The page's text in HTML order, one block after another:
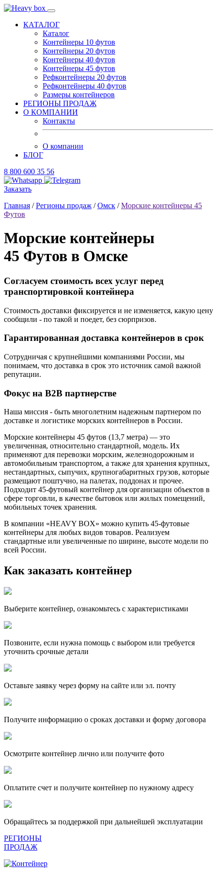
КАТАЛОГ
Каталог
Контейнеры 10 футов
Контейнеры 20 футов
Контейнеры 40 футов
Контейнеры 45 футов
Рефконтейнеры 20 футов
Рефконтейнеры 40 футов
Размеры контейнеров
РЕГИОНЫ ПРОДАЖ
О КОМПАНИИ
Контакты
О компании
БЛОГ
8 800 600 35 56
Заказать
Главная /Регионы продаж /Омск /Морские контейнеры 45
Футов
Морские контейнеры
45 Футов в Омске
Согласуем стоимость всех услуг перед
транспортировкой контейнера
Стоимость доставки фиксируется и не изменяется, какую цену
сообщили - по такой и поедет, без сюрпризов.
Гарантированная доставка контейнеров в срок
Сотрудничая с крупнейшими компаниями России, мы
понимаем, что доставка в срок это источник самой важной
репутации.
Фокус на B2B партнерстве
Наша миссия - быть многолетним надежным партнером по
доставке и логистике морских контейнеров в России.
Морские контейнеры 45 футов (13,7 метра) — это
увеличенная, относительно стандартной, модель. Их
применяют для перевозки морским, железнодорожным и
автомобильным транспортом, а также для хранения крупных,
нестандартных, сыпучих, крупногабаритных грузов, которые
размещают поштучно, на палетах, поддонах и прочее.
Подходит 45-футовый контейнер для организации объектов в
сфере торговли, в качестве бытовок или жилых помещений,
мобильных точек хранения.
В компании «HEAVY BOX» можно купить 45-футовые
контейнеры для любых видов товаров. Реализуем
стандартные или увеличенные по ширине, высоте модели по
всей России.
Как заказать контейнер
Выберите контейнер, ознакомьтесь с характеристиками
Позвоните, если нужна помощь с выбором или требуется
уточнить срочные детали
Оставьте заявку через форму на сайте или эл. почту
Получите информацию о сроках доставки и форму договора
Осмотрите контейнер лично или получите фото
Оплатите счет и получите контейнер по нужному адресу
Обращайтесь за поддержкой при дальнейшей эксплуатации
РЕГИОНЫ
ПРОДАЖ